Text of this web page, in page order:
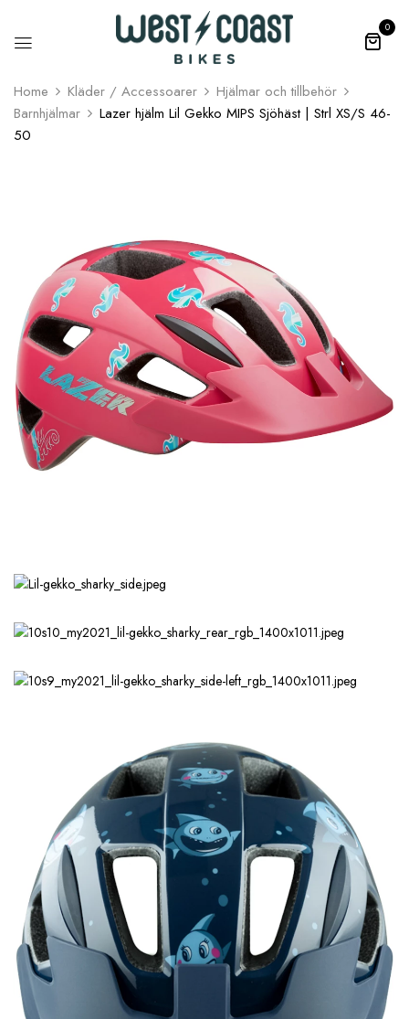
0
Home Kläder / Accessoarer
Hjälmar och tillbehör
Barnhjälmar
Lazer hjälm Lil Gekko MIPS Sjöhäst | Strl XS/S 46-
50